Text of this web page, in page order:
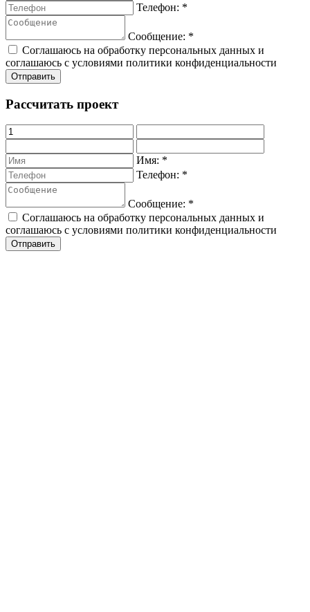
Телефон: *
Сообщение: *
Соглашаюсь на обработку персональных данных и
соглашаюсь с условиями политики конфиденциальности
Рассчитать проект
Имя: *
Телефон: *
Сообщение: *
Соглашаюсь на обработку персональных данных и
соглашаюсь с условиями политики конфиденциальности